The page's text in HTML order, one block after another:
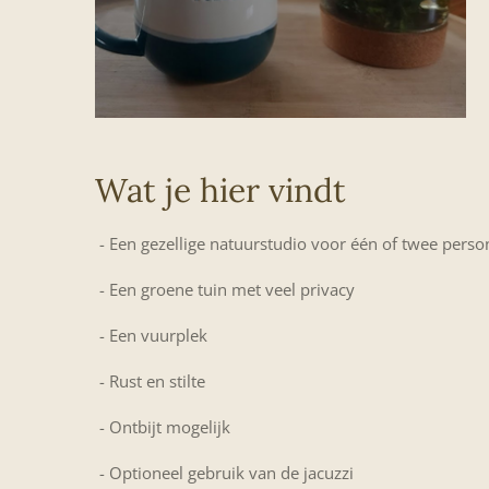
Wat je hier vindt
- Een gezellige natuurstudio voor één of twee
- Een groene tuin met veel privacy
- Een vuurplek
- Rust en stilte
- Ontbijt mogelijk
- Optioneel gebruik van de jacuzzi